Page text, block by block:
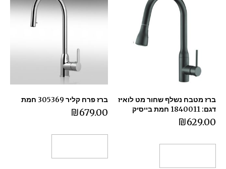
ברז מטבח נשלף שחור מט לואיז
דגם: 1840011 חמת בייסיק
₪629.00
ברז פרח קליר 305369 חמת
₪679.00